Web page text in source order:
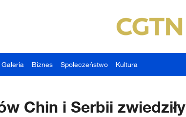
Galeria Biznes Społeczeństwo Kultura
Chin i Serbii zwiedziły